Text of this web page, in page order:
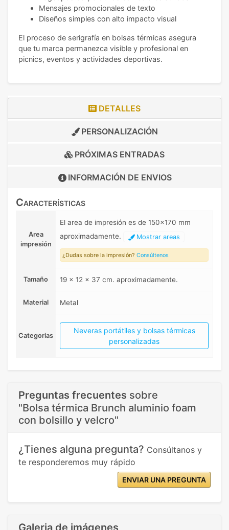
Mensajes promocionales de texto
Diseños simples con alto impacto visual
El proceso de serigrafía en bolsas térmicas asegura
que tu marca permanezca visible y profesional en
picnics, eventos y actividades deportivas.
DETALLES
PERSONALIZACIÓN
PRÓXIMAS ENTRADAS
INFORMACIÓN DE ENVIOS
Características
Area
impresión
El area de impresión es de 150x170 mm
aproximadamente.
Mostrar areas
¿Dudas sobre la impresión? Consúltenos
Tamaño 19 x 12 x 37 cm. aproximadamente.
Material Metal
Categorias
Neveras portátiles y bolsas térmicas
personalizadas
Preguntas frecuentes sobre
"Bolsa térmica Brunch aluminio foam
con bolsillo y velcro"
¿Tienes alguna pregunta? Consúltanos y
te responderemos muy rápido
ENVIAR UNA PREGUNTA